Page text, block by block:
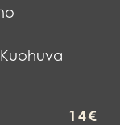
14€